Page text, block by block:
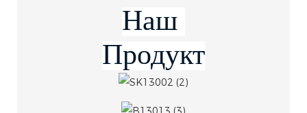
Продукт